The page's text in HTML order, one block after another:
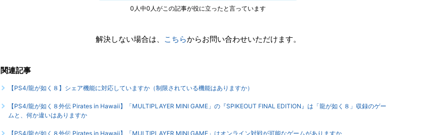
0人中0人がこの記事が役に立ったと言っています
解決しない場合は、 こちらからお問い合わせいただけます。
関連記事
【PS4/龍が如く８】シェア機能に対応していますか（制限されている機能はありますか）
【PS4/龍が如く８外伝 Pirates in Hawaii】「MULTIPLAYER MINI GAME」の『SPIKEOUT FINAL EDITION』は「龍が如く８」収録のゲー
ムと、何か違いはありますか
【PS4/龍が如く８外伝 Pirates in Hawaii】「MULTIPLAYER MINI GAME」はオンライン対戦が可能なゲームがありますか